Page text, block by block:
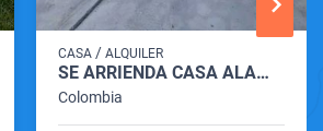
CASA /ALQUILER
SE ARRIENDA CASA ALAMOS PEREIRA RISARALDA
Colombia